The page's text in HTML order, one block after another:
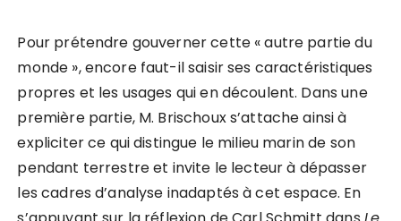
Pour prétendre gouverner cette « autre partie du
monde », encore faut-il saisir ses caractéristiques
propres et les usages qui en découlent. Dans une
première partie, M. Brischoux s’attache ainsi à
expliciter ce qui distingue le milieu marin de son
pendant terrestre et invite le lecteur à dépasser
les cadres d’analyse inadaptés à cet espace. En